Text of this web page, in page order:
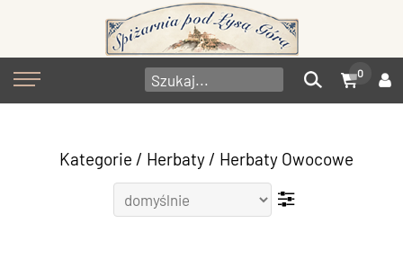
0
Kategorie / Herbaty/ Herbaty Owocowe